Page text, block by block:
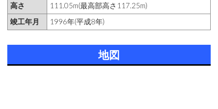
高さ
111.05m(最高部高さ117.25m)
竣工年月
1996年(平成8年)
地図